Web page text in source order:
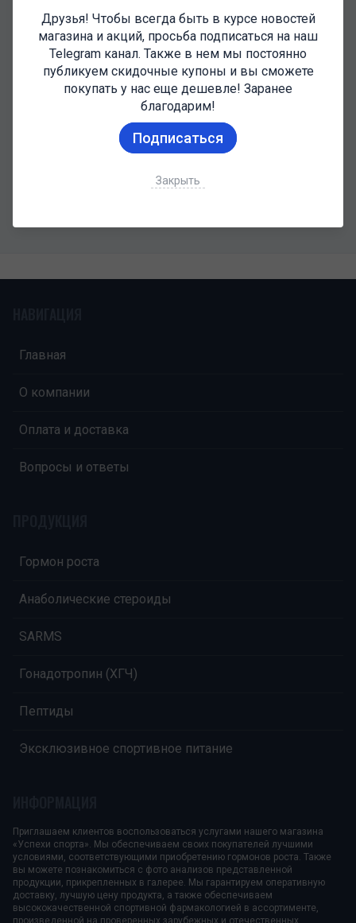
Друзья! Чтобы всегда быть в курсе новостей
магазина и акций, просьба подписаться на наш
Telegram канал. Также в нем мы постоянно
публикуем скидочные купоны и вы сможете
покупать у нас еще дешевле! Заранее
благодарим!
Подписаться
Закрыть
Увеличение выносливости и силовых
показателей.
Период полураспада нандролона фенилпропионата
составляет около 2-4 дня, что означает, что его
эффекты продолжают проявляться в течение
некоторого времени после введения.
Средние рекомендуемые дозировки нандролона
примерно 200-600 мг в неделю, разделенных на
Главная
О компании
Оплата и доставка
Вопросы и ответы
Гормон роста
Анаболические стероиды
SARMS
Гонадотропин (ХГЧ)
Пептиды
Эксклюзивное спортивное питание
Приглашаем клиентов воспользоваться услугами нашего магазина
«Успехи спорта». Мы обеспечиваем своих покупателей лучшими
условиями, соответствующими приобретению гормонов роста. Также
вы можете познакомиться с фото анализов представленной
продукции, прикрепленных в галерее. Мы гарантируем оперативную
доставку, лучшую цену продукта, а также обеспечиваем
высококачественной спортивной фармакологией в ассортименте,
произведенной на проверенных зарубежных и отечественных